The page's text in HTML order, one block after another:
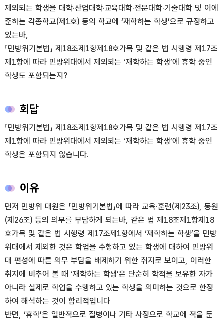
제외되는 학생을 대학·산업대학·교육대학·전문대학·기술대학 및 이에
준하는 각종학교(제1호) 등의 학교에 ‘재학하는 학생’으로 규정하고
있는바,
「민방위기본법」 제18조제1항제18호가목 및 같은 법 시행령 제17조
제1항에 따라 민방위대에서 제외되는 ‘재학하는 학생’에 휴학 중인
학생도 포함되는지?
회답
「민방위기본법」 제18조제1항제18호가목 및 같은 법 시행령 제17조
제1항에 따라 민방위대에서 제외되는 ‘재학하는 학생’에 휴학 중인
학생은 포함되지 않습니다.
이유
먼저 민방위 대원은 「민방위기본법」에 따라 교육·훈련(제23조), 동원
(제26조) 등의 의무를 부담하게 되는바, 같은 법 제18조제1항제18
호가목 및 같은 법 시행령 제17조제1항에서 ‘재학하는 학생’을 민방
위대에서 제외한 것은 학업을 수행하고 있는 학생에 대하여 민방위
대 편성에 따른 의무 부담을 배제하기 위한 취지로 보이고, 이러한
취지에 비추어 볼 때 ‘재학하는 학생’은 단순히 학적을 보유한 자가
아니라 실제로 학업을 수행하고 있는 학생을 의미하는 것으로 한정
하여 해석하는 것이 합리적입니다.
반면, ‘휴학’은 일반적으로 질병이나 기타 사정으로 학교에 적을 둔